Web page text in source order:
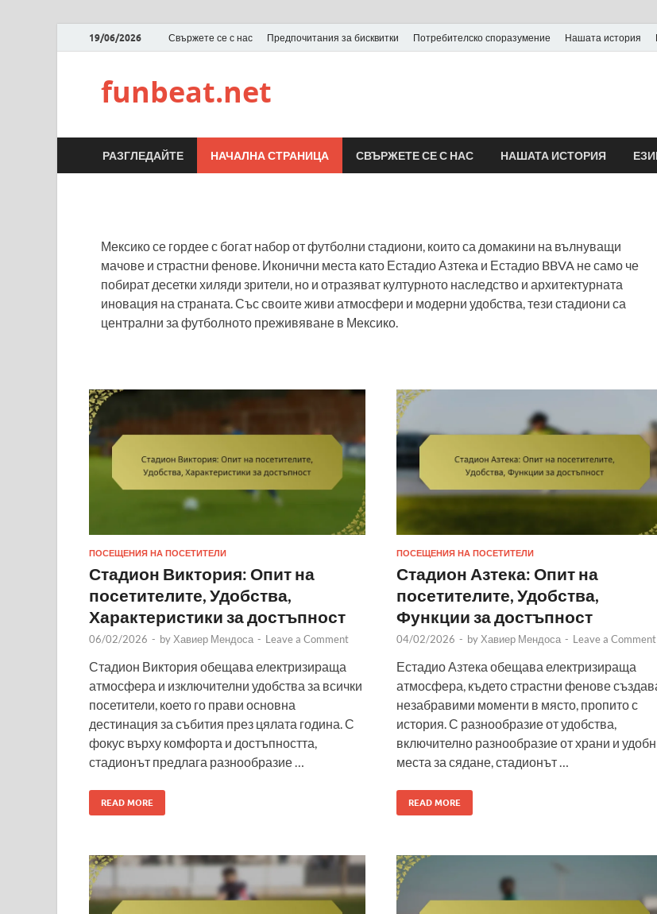
19/06/2026 Свържете се с нас Предпочитания за бисквитки Потребителско споразумение Нашата история
funbeat.net
РАЗГЛЕДАЙТЕ НАЧАЛНА СТРАНИЦА СВЪРЖЕТЕ СЕ С НАС НАШАТА ИСТОРИЯ
Мексико се гордее с богат набор от футболни стадиони, които са домакини на вълнуващи
мачове и страстни фенове. Иконични места като Естадио Азтека и Естадио BBVA не само че
побират десетки хиляди зрители, но и отразяват културното наследство и архитектурната
иновация на страната. Със своите живи атмосфери и модерни удобства, тези стадиони са
централни за футболното преживяване в Мексико.
ПОСЕЩЕНИЯ НА ПОСЕТИТЕЛИ
Стадион Виктория: Опит на
посетителите, Удобства,
Характеристики за достъпност
06/02/2026 - by Хавиер Мендоса - Leave a Comment
Стадион Виктория обещава електризираща
атмосфера и изключителни удобства за всички
посетители, което го прави основна
дестинация за събития през цялата година. С
фокус върху комфорта и достъпността,
стадионът предлага разнообразие …
READ MORE
ПОСЕЩЕНИЯ НА ПОСЕТИТЕЛИ
Стадион Азтека: Опит на
посетителите, Удобства,
Функции за достъпност
04/02/2026 - by Хавиер Мендоса - Leave a Comment
Естадио Азтека обещава електризираща
атмосфера, където страстни фенове
незабравими моменти в място, пропито с
история. С разнообразие от удобства,
включително разнообразие от храни и
места за сядане, стадионът …
READ MORE